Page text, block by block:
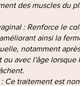
des muscles du
: Renforce le
ainsi la
notamment après
ou avec l'âge lorsque
Ce traitement est